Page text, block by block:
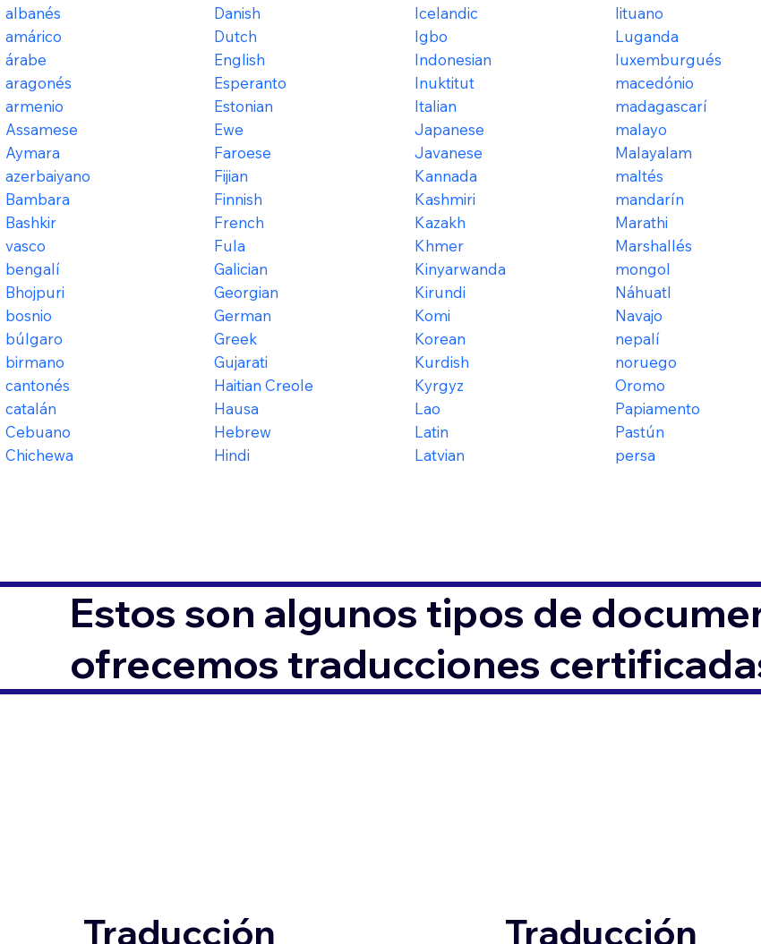
albanés
amárico
árabe
aragonés
armenio
Assamese
Aymara
azerbaiyano
Bambara
Bashkir
vasco
bengalí
Bhojpuri
bosnio
búlgaro
birmano
cantonés
catalán
Cebuano
Chichewa
Danish
Dutch
English
Esperanto
Estonian
Ewe
Faroese
Fijian
Finnish
French
Fula
Galician
Georgian
German
Greek
Gujarati
Haitian Creole
Hausa
Hebrew
Hindi
Icelandic
Igbo
Indonesian
Inuktitut
Italian
Japanese
Javanese
Kannada
Kashmiri
Kazakh
Khmer
Kinyarwanda
Kirundi
Komi
Korean
Kurdish
Kyrgyz
Lao
Latin
Latvian
lituano
Luganda
luxemburgués
macedónio
madagascarí
malayo
Malayalam
maltés
mandarín
Marathi
Marshallés
mongol
Náhuatl
Navajo
nepalí
noruego
Oromo
Papiamento
Pastún
persa
Estos son algunos tipos de
ofrecemos traducciones
Traducción Traducción